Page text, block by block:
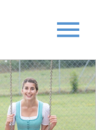
menu
SUCHEN